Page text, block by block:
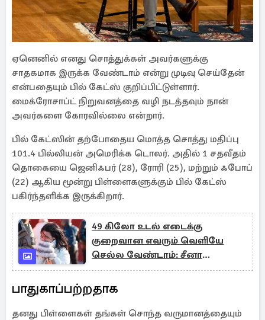
ஏனெனில் எனது சொத்துக்கள் அவர்களுக்கு
சாதகமாக இருக்க வேண்டாம் என்று முடிவு செய்தேன்
என்பதையும் பில் கேட்ஸ் குறிப்பிட்டுள்ளார்.
மைக்ரோசாப்ட் நிறுவனத்தை வழி நடத்தவும் நான்
அவர்களை கோரவில்லை என்றார்.
பில் கேட்ஸின் தற்போதைய மொத்த சொத்து மதிப்பு
101.4 பில்லியன் அமெரிக்க டொலர். அதில் 1 சதவீதம்
தொகையை ஜெனிஃபர் (28), ரோரி (25), மற்றும் ஃபோப்
(22) ஆகிய மூன்று பிள்ளைகளுக்கும் பில் கேட்ஸ்
பகிர்ந்தளிக்க இருக்கிறார்.
49 கிலோ உடல் எடைக்கு
குறைவான எவரும் வெளியே
செல்ல வேண்டாம்: சீனா
வெளியிட்ட வித்தியாசமான
எச்சரிக்கை
பாதுகாப்பற்றதாக
தனது பிள்ளைகள் தங்கள் சொந்த வருமானத்தையும்